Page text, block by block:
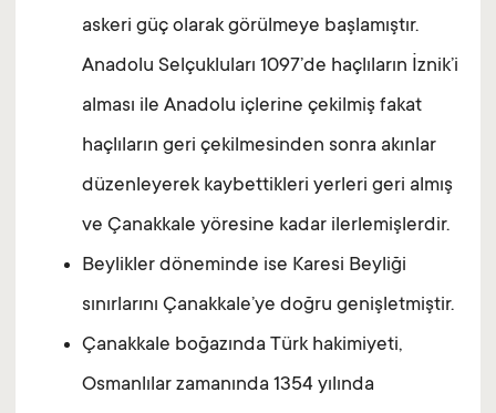
askeri güç olarak görülmeye başlamıştır.
Anadolu Selçukluları 1097’de haçlıların İznik’i
alması ile Anadolu içlerine çekilmiş fakat
haçlıların geri çekilmesinden sonra akınlar
düzenleyerek kaybettikleri yerleri geri almış
ve Çanakkale yöresine kadar ilerlemişlerdir.
Beylikler döneminde ise Karesi Beyliği
sınırlarını Çanakkale’ye doğru genişletmiştir.
Çanakkale boğazında Türk hakimiyeti,
Osmanlılar zamanında 1354 yılında